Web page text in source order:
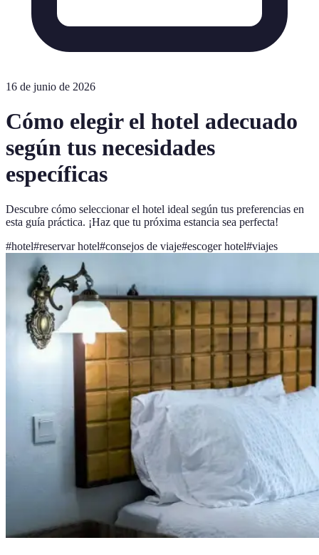
16 de junio de 2026
Cómo elegir el hotel adecuado
según tus necesidades
específicas
Descubre cómo seleccionar el hotel ideal según tus preferencias en
esta guía práctica. ¡Haz que tu próxima estancia sea perfecta!
#hotel#reservar hotel#consejos de viaje#escoger hotel#viajes